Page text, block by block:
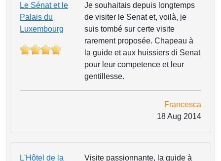
Le Sénat et le
Palais du
Luxembourg
Je souhaitais depuis longtemps
de visiter le Senat et, voilà, je
suis tombé sur certe visite
rarement proposée. Chapeau à
la guide et aux huissiers di Senat
pour leur competence et leur
gentillesse.
Francesca
18 Aug 2014
L'Hôtel de la Visite passionnante, la guide à